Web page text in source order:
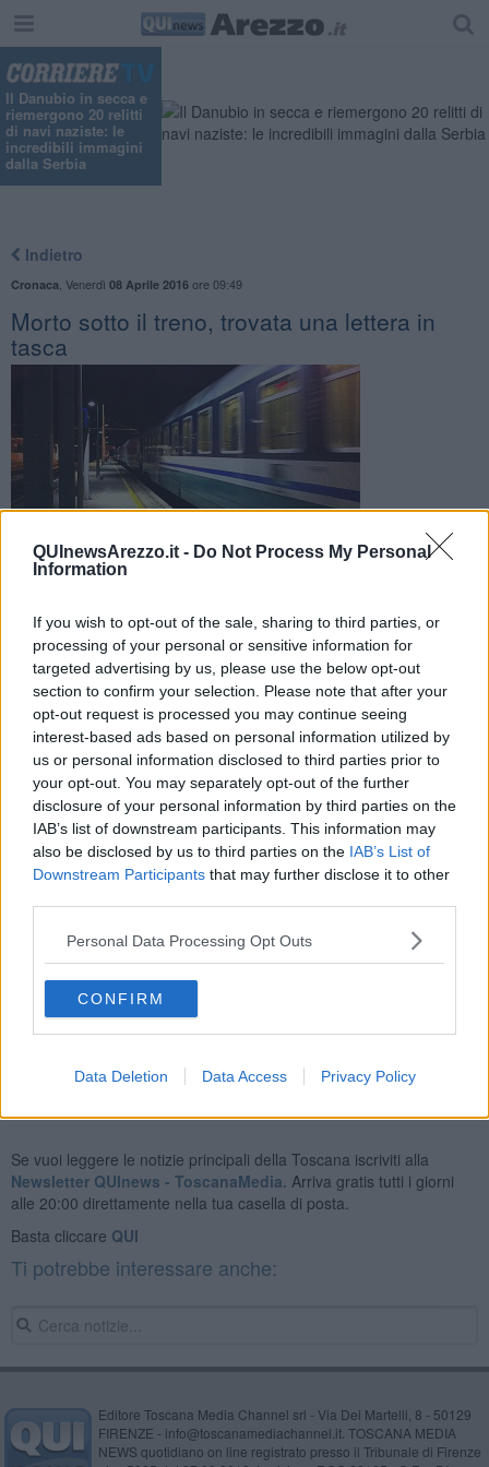
QUInewsArezzo.it - Do Not Process My Personal
Information
If you wish to opt-out of the sale, sharing to third parties, or
processing of your personal or sensitive information for
targeted advertising by us, please use the below opt-out
section to confirm your selection. Please note that after your
opt-out request is processed you may continue seeing
interest-based ads based on personal information utilized by
us or personal information disclosed to third parties prior to
your opt-out. You may separately opt-out of the further
disclosure of your personal information by third parties on the
IAB’s list of downstream participants. This information may
also be disclosed by us to third parties on the IAB’s List of
Downstream Participants that may further disclose it to other
Personal Data Processing Opt Outs
CONFIRM
Data Deletion Data Access Privacy Policy
Il Danubio in secca e
riemergono 20 relitti
di navi naziste: le
incredibili immagini
dalla Serbia
Indietro
Cronaca Venerdì 08 Aprile 2016ore 09:49
Morto sotto il treno, trovata una lettera in
tasca
E' accaduto nella nottata nei pressi della stazione di Arezzo,
da un City Night
AREZZO —Un aretino 40enne è morto stanotte alla Stazione di
Arezzo, travolto da un City Night diretto a Bolzano, l'ultimo treno
veloce in transito, che allo scalo non si doveva fermare. Secondo le
prime ricostruzioni si tratterebbe di un suicidio, addosso aveva delle
lettere: messaggi nei quali spiega il disperato gesto. Inoltre, alcuni
testimoni hanno detto di aver visto l'uomo nella zona della stazione
lanciarsi verso il convoglio, La morte è stata immediata. Rilievi
eseguiti dalla Polizia Ferroviaria. Sul posto il 118 e i Vigili del fuoco.
Se vuoi leggere le notizie principali della Toscana iscriviti alla
Newsletter QUInews - ToscanaMedia. Arriva gratis tutti i giorni
alle 20:00 direttamente nella tua casella di posta.
Basta cliccare QUI
Ti potrebbe interessare anche:
Editore Toscana Media Channel srl - Via Dei Martelli, 8 - 50129
FIRENZE - info@toscanamediachannel.it. TOSCANA MEDIA
NEWS quotidiano on line registrato presso il Tribunale di Firenze